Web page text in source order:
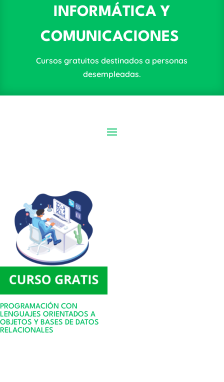
INFORMÁTICA Y
COMUNICACIONES
Cursos gratuitos destinados a personas
desempleadas.
PROGRAMACIÓN CON
LENGUAJES ORIENTADOS A
OBJETOS Y BASES DE DATOS
RELACIONALES